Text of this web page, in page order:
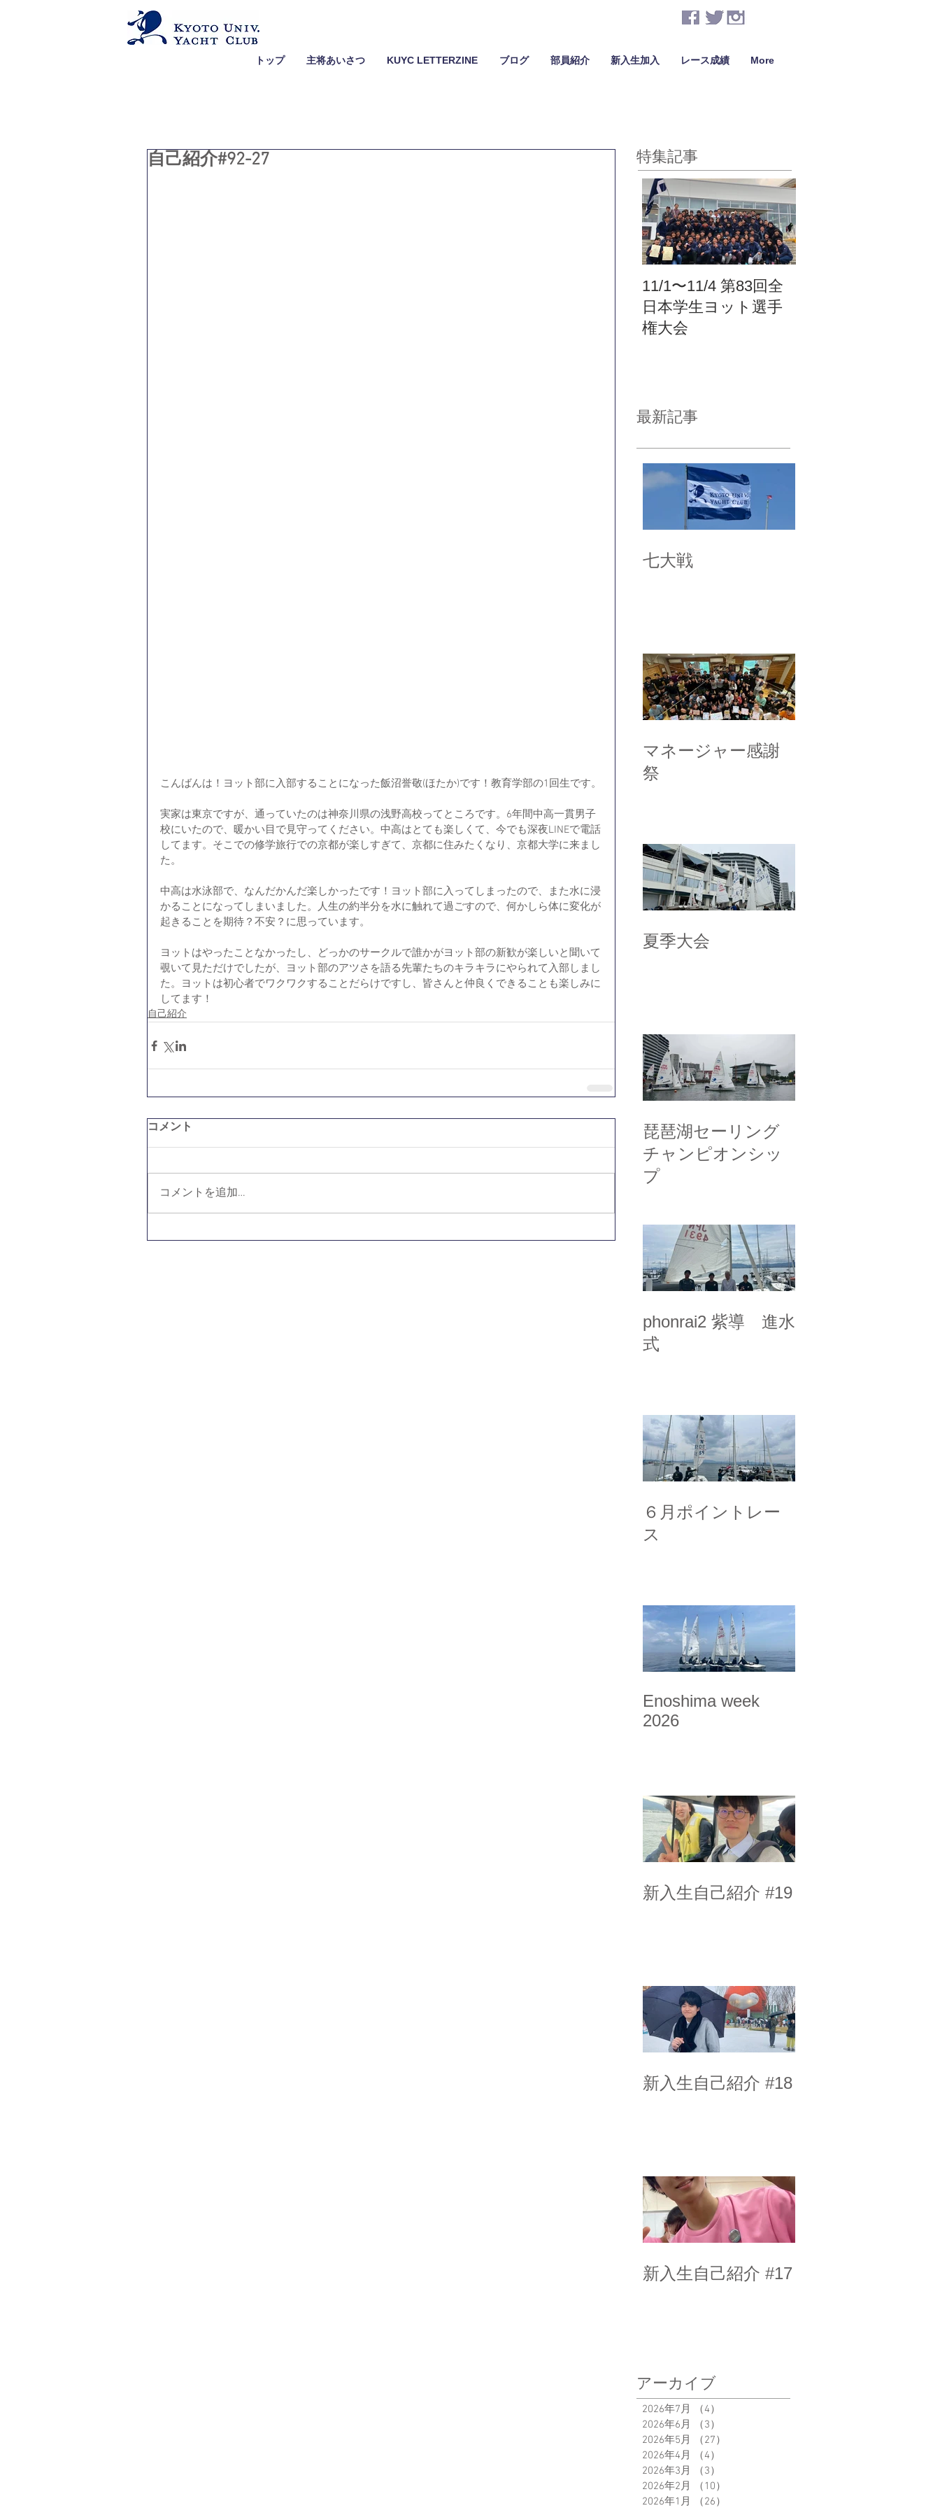
トップ 主将あいさつ KUYC LETTERZINE ブログ 部員紹介 新入生加入 レース成績 More
自己紹介#92-27
こんばんは！ヨット部に入部することになった飯沼誉敬(ほたか)です！教育学部の1回生です。
実家は東京ですが、通っていたのは神奈川県の浅野高校ってところです。6年間中高一貫男子
校にいたので、暖かい目で見守ってください。中高はとても楽しくて、今でも深夜LINEで電話
してます。そこでの修学旅行での京都が楽しすぎて、京都に住みたくなり、京都大学に来まし
た。
中高は水泳部で、なんだかんだ楽しかったです！ヨット部に入ってしまったので、また水に浸
かることになってしまいました。人生の約半分を水に触れて過ごすので、何かしら体に変化が
起きることを期待？不安？に思っています。
ヨットはやったことなかったし、どっかのサークルで誰かがヨット部の新歓が楽しいと聞いて
覗いて見ただけでしたが、ヨット部のアツさを語る先輩たちのキラキラにやられて入部しまし
た。ヨットは初心者でワクワクすることだらけですし、皆さんと仲良くできることも楽しみに
してます！
自己紹介
コメント
コメントを追加…
特集記事
11/1〜11/4 第83回全
日本学生ヨット選手
権大会
最新記事
七大戦
マネージャー感謝
祭
夏季大会
琵琶湖セーリング
チャンピオンシッ
プ
phonrai2 紫導 進水
式
６月ポイントレー
ス
Enoshima week
2026
新入生自己紹介 #19
新入生自己紹介 #18
新入生自己紹介 #17
アーカイブ
2026年7月 （4）
2026年6月
（3）
2026年5月
（27）
2026年4月
（4）
2026年3月
（3）
2026年2月
（10）
2026年1月
（26）